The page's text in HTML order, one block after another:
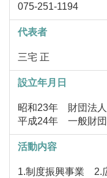
075-251-1194
代表者
三宅 正
設立年月日
昭和23年 財団法人
平成24年 一般財団
活動内容
1.制度振興事業 2.